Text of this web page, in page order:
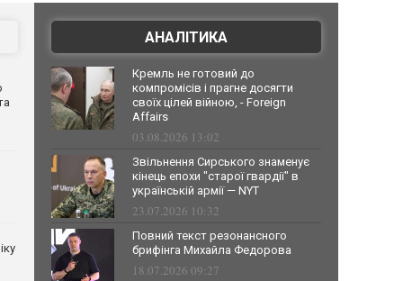
АНАЛІТИКА
Кремль не готовий до
компромісів і прагне досягти
своїх цілей війною, - Foreign
Affairs
03.08.2026 13:02
Звільнення Сирського знаменує
кінець епохи "старої гвардії" в
українській армії — NYT
23.07.2026 10:32
Повний текст резонансного
брифінга Михайла Федорова
18.07.2026 09:27